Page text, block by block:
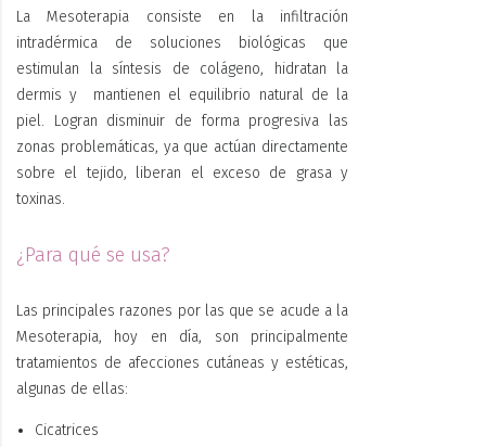
La Mesoterapia consiste en la infiltración
intradérmica de soluciones biológicas que
estimulan la síntesis de colágeno, hidratan la
dermis y mantienen el equilibrio natural de la
piel. Logran disminuir de forma progresiva las
zonas problemáticas, ya que actúan directamente
sobre el tejido, liberan el exceso de grasa y
toxinas.
¿Para qué se usa?
Las principales razones por las que se acude a la
Mesoterapia, hoy en día, son principalmente
tratamientos de afecciones cutáneas y estéticas,
algunas de ellas:
Cicatrices